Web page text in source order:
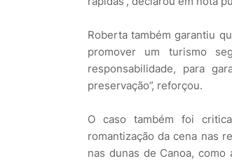
Roberta também garantiu
promover um turismo
responsabilidade, para
preservação”, reforçou.
O caso também foi
romantização da cena nas
nas dunas de Canoa, como